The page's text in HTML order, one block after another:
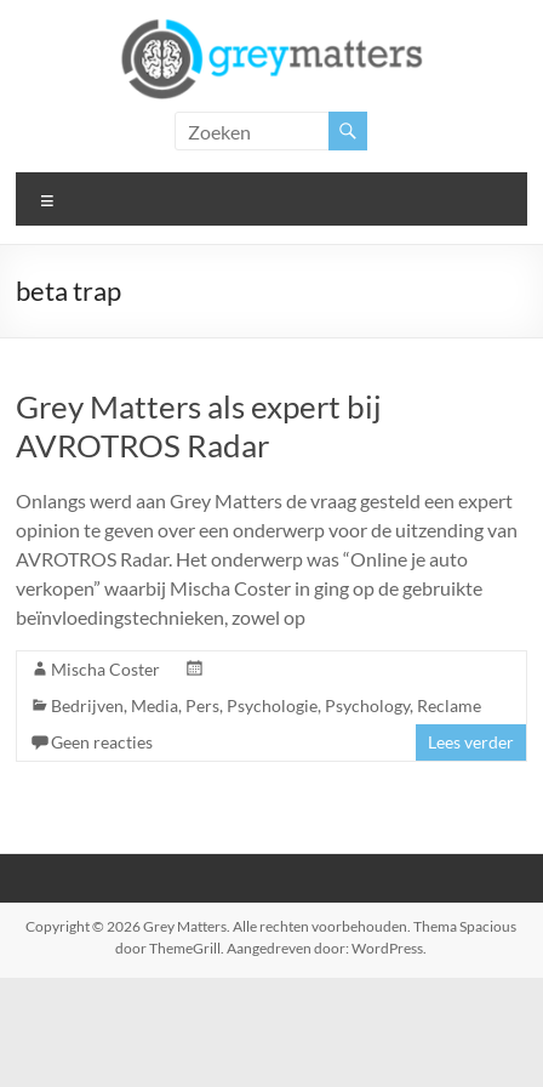
Matters
Insight.
Inspiration.
beta trap
Grey Matters als expert bij
AVROTROS Radar
Onlangs werd aan Grey Matters de vraag gesteld een expert
opinion te geven over een onderwerp voor de uitzending van
AVROTROS Radar. Het onderwerp was “Online je auto
verkopen” waarbij Mischa Coster in ging op de gebruikte
beïnvloedingstechnieken, zowel op
Mischa Coster
Bedrijven, Media, Pers, Psychologie, Psychology, Reclame
Geen reacties
Lees verder
Copyright © 2026Grey Matters. Alle rechten voorbehouden. ThemaSpacious
door ThemeGrill. Aangedreven door:WordPress.